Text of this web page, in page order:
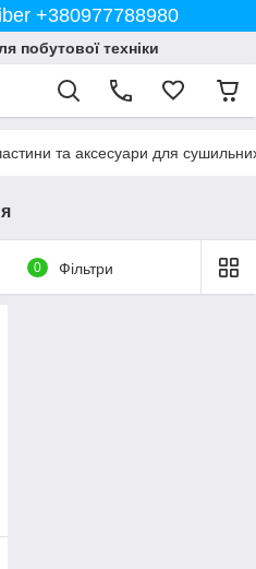
+380977788980
побутової техніки
та аксесуари для
0 Фільтри